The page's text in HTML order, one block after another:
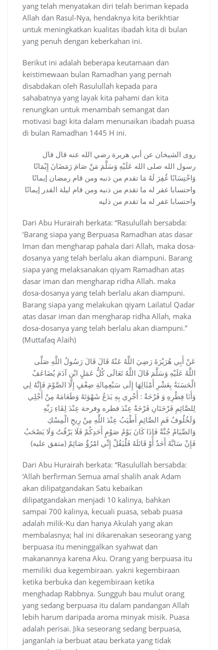
yang telah menyatakan diri telah beriman kepada
Allah dan Rasul-Nya, hendaknya kita berikhtiar
untuk meningkatkan kualitas ibadah kita di bulan
yang penuh dengan keberkahan ini.
Berikut ini adalah beberapa keutamaan dan
keistimewaan bulan Ramadhan yang pernah
disabdakan oleh Rasulullah kepada para
sahabatnya yang layak kita pahami dan kita
renungkan untuk menambah semangat dan
motivasi bagi kita dalam menunaikan ibadah puasa
di bulan Ramadhan 1445 H ini.
روى الشيخان عن أبي هريرة رضي الله عنه قال قال
رسول الله صلى الله عَلَيْهِ وَسَلَّمَ مَنْ صَامَ رَمَضَانَ إِيْمَانًا
وَاحْتِسَابًا غُفِرَ لَهُ مَا تقدم من ذنبه ومن قام رمضان إيمانًا
واحتسابا غفر له ما تقدم من ذنبه ومن قام ليلة القدر إيمانًا
واحتسابا غفر له ما تقدم من ذليه
Dari Abu Hurairah berkata: “Rasulullah bersabda:
‘Barang siapa yang Berpuasa Ramadhan atas dasar
Iman dan mengharap pahala dari Allah, maka dosa-
dosanya yang telah berlalu akan diampuni. Barang
siapa yang melaksanakan qiyam Ramadhan atas
dasar iman dan mengharap ridha Allah. maka
dosa-dosanya yang telah berlalu akan diampuni.
Barang siapa yang melakukan qiyam Lailatul Qadar
atas dasar iman dan mengharap ridha Allah, maka
dosa-dosanya yang telah berlalu akan diampuni.”
(Muttafaq Alaih)
عَنْ أَبِي هُرَيْرَةَ رَضِيَ اللَّهُ عَنْهُ قَالَ قَالَ رَسُولُ اللَّهِ صَلَّى
اللَّهُ عَلَيْهِ وَسَلَّمَ قَالَ اللَّهُ تَعَالَى كُلُّ عَمَلٍ ابْنِ آدَمَ يُضَاعَفُ
الْحَسَنَةُ بِعَشْرِ أَمْثَالِهَا إِلَى سَبْعِمِائَةِ ضِعْفٍ إِلَّا الصَّوْمَ فَإِنَّهُ لِي
وَأَنَا فِطْرِهِ وَ فَرْحَةٌ : أَجْرِي بِهِ يَدَعُ شَهْوَتَهُ وَطَعَامَهُ مِنْ أَجْلِي
لِلصَّائِمِ فَرْحَتَانِ فَرْحَةٌ عِنْدَ فطره وفرحة عِنْدَ لِقَاءِ رَبِّهِ
وَلَخُلُوفُ فَمِ الصَّائِمِ أَطْيَبُ عِنْدَ اللَّهِ مِنْ رِيحِ الْمِسْكِ
وَالصِّيَامُ جُنَّةٌ فَإِذَا كَانَ يَوْمُ صَوْمٍ أَحَدِكُمْ فَلَا يَرْقُتُ وَلَا يَصْحَبُ
فَإِنْ سَابَّهُ أَحَدٌ أَوْ قَاتَلَهُ فَلْيَقُلْ إِنِّي امْرُؤٌ صَائِمٌ (متفق عليه)
Dari Abu Hurairah berkata: “Rasulullah bersabda:
‘Allah berfirman Semua amal shalih anak Adam
akan dilipatgandakan Satu kebaikan
dilipatgandakan menjadi 10 kalinya, bahkan
sampai 700 kalinya, kecuali puasa, sebab puasa
adalah milik-Ku dan hanya Akulah yang akan
membalasnya; hal ini dikarenakan seseorang yang
berpuasa itu meninggalkan syahwat dan
makanannya karena Aku. Orang yang berpuasa itu
memiliki dua kegembiraan. yakni kegembiraan
ketika berbuka dan kegembiraan ketika
menghadap Rabbnya. Sungguh bau mulut orang
yang sedang berpuasa itu dalam pandangan Allah
lebih harum daripada aroma minyak misik. Puasa
adalah perisai. Jika seseorang sedang berpuasa,
janganlah ia berbuat atau berkata yang tidak